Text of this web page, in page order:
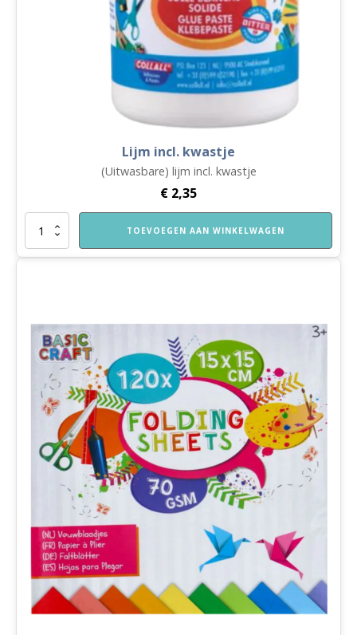
Lijm incl. kwastje
(Uitwasbare) lijm incl. kwastje
€ 2,35
Lijm
kwastje
TOEVOEGEN AAN WINKELWAGEN